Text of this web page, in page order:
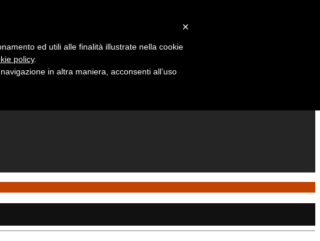
×
ed utili alle finalità illustrate nella cookie
policy.
in altra maniera, acconsenti all’uso